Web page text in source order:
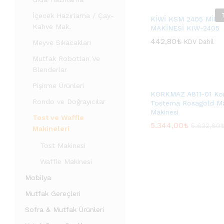
KİWİ KSM 2405 MİNİ
MAKİNESİ KIW-2405
442,80₺ KDV Dahil
442,80₺
KORKMAZ A811-01
Tostema Rosagold
Makinesi
5.344,00₺
5.344,00₺
İçecek Hazırlama / Çay-
Kahve Mak.
Meyve Sıkacakları
Mutfak Robotları Ve
Blenderlar
Pişirme Ürünleri
Rondo ve Doğrayıcılar
Tost ve Waffle
Makineleri
Tost Makinesi
Waffle Makinesi
Mobilya
Mutfak Gereçleri
Sofra & Mutfak Ürünleri